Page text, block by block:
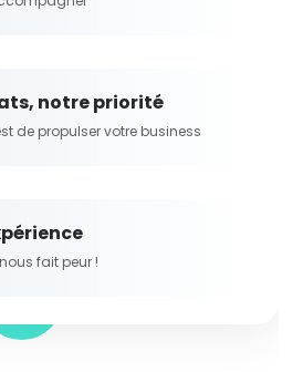
notre priorité
de propulser votre business
fait peur !